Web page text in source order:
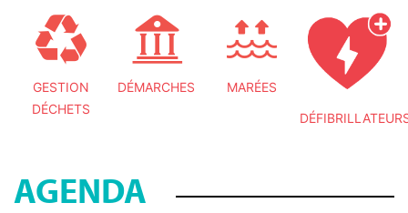
GESTION
DÉCHETS
DÉMARCHES MARÉES
AGENDA